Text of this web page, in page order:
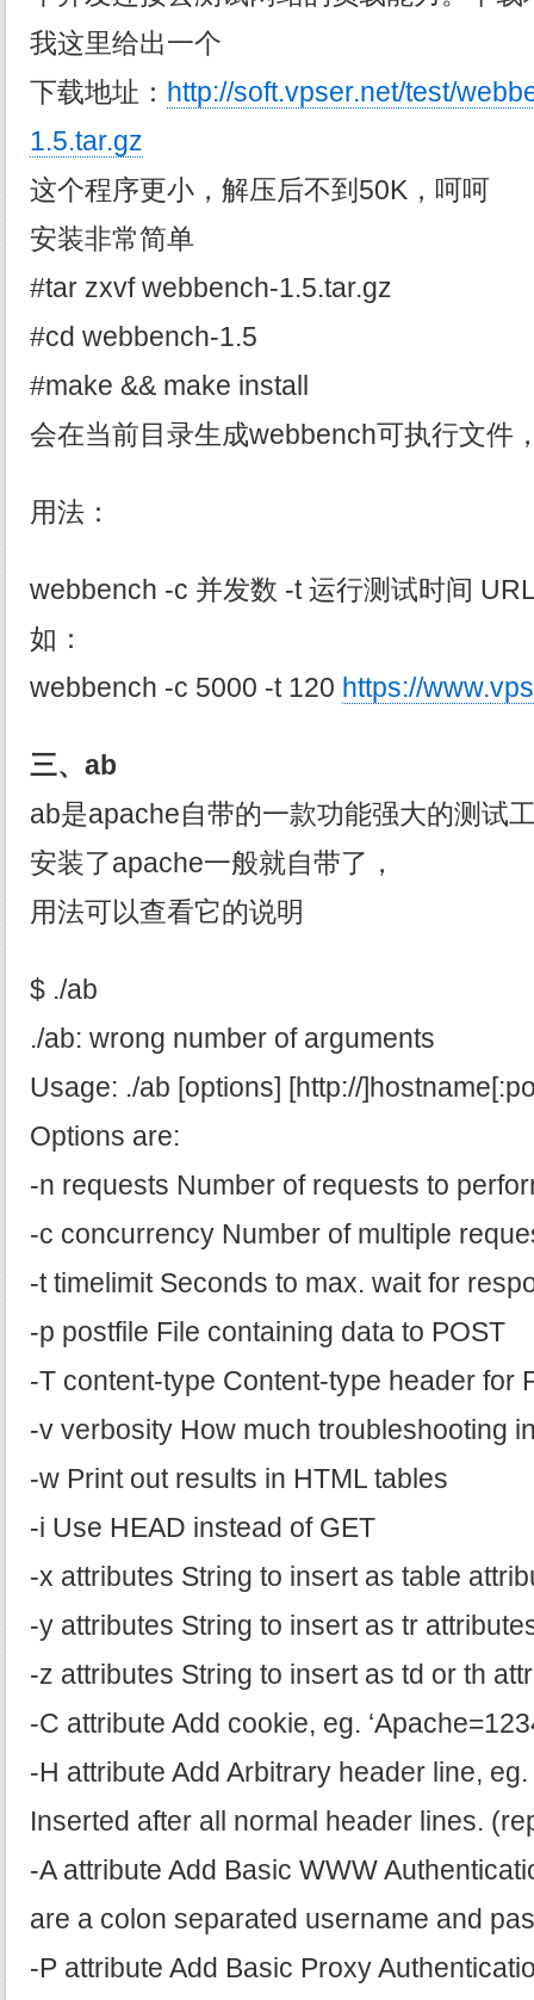
我这里给出一个
下载地址： http://soft.vpser.net/test/
1.5.tar.gz
这个程序更小，解压后不到50K，呵呵
安装非常简单
#tar zxvf webbench-1.5.tar.gz
#cd webbench-1.5
#make && make install
会在当前目录生成webbench可执行文件
用法：
webbench -c 并发数 -t 运行测试时间
如：
webbench -c 5000 -t 120 https://
三、ab
ab是apache自带的一款功能强大的测试
安装了apache一般就自带了，
用法可以查看它的说明
$ ./ab
./ab: wrong number of arguments
Usage: ./ab [options] [http://
Options are:
-n requests Number of requests to
-c concurrency Number of multiple
-t timelimit Seconds to max. wait for
-p postfile File containing data to POST
-T content-type Content-type header for
-v verbosity How much troubleshooting
-w Print out results in HTML tables
-i Use HEAD instead of GET
-x attributes String to insert as table
-y attributes String to insert as tr
-z attributes String to insert as td or th
-C attribute Add cookie, eg.
-H attribute Add Arbitrary header line, eg.
Inserted after all normal header lines.
-A attribute Add Basic WWW
are a colon separated username and
-P attribute Add Basic Proxy